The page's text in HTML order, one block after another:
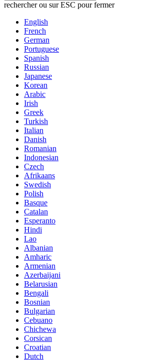
rechercher ou sur ESC pour fermer
English
French
German
Portuguese
Spanish
Russian
Japanese
Korean
Arabic
Irish
Greek
Turkish
Italian
Danish
Romanian
Indonesian
Czech
Afrikaans
Swedish
Polish
Basque
Catalan
Esperanto
Hindi
Lao
Albanian
Amharic
Armenian
Azerbaijani
Belarusian
Bengali
Bosnian
Bulgarian
Cebuano
Chichewa
Corsican
Croatian
Dutch